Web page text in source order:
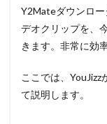
Y2Mateダウンロ
デオクリップを、
きます。非常に効
ここでは、
て説明します。